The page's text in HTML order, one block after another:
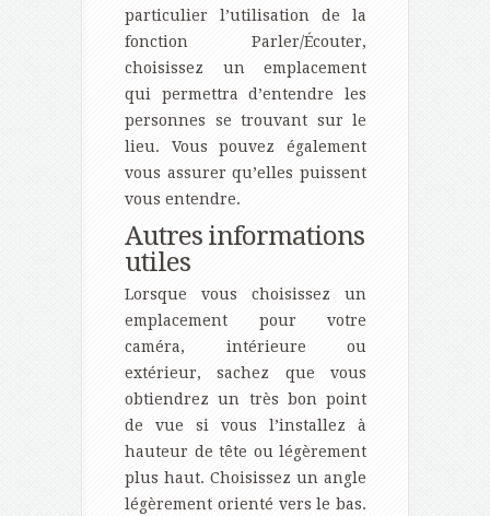
particulier l’utilisation de la
fonction Parler/Écouter,
choisissez un emplacement
qui permettra d’entendre les
personnes se trouvant sur le
lieu. Vous pouvez également
vous assurer qu’elles puissent
vous entendre.
Autres informations
utiles
Lorsque vous choisissez un
emplacement pour votre
caméra, intérieure ou
extérieur, sachez que vous
obtiendrez un très bon point
de vue si vous l’installez à
hauteur de tête ou légèrement
plus haut. Choisissez un angle
légèrement orienté vers le bas.